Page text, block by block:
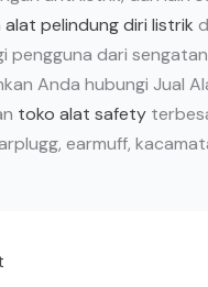
alat pelindung diri listrik
pengguna dari
Anda hubungi Jual
toko alat safety
earmuff,